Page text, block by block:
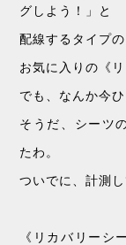
グしよう！」と
配線するタイプ
お気に入りの《
でも、なんか今
そうだ、シーツ
たわ。
ついでに、計測
《リカバリーシ